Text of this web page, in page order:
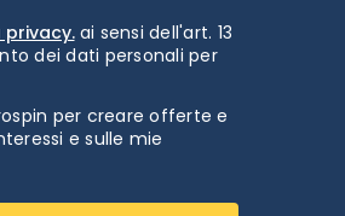
ai sensi dell'art. 13
dei dati personali per
per creare offerte e
e sulle mie